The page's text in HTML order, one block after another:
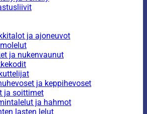
ja ajoneuvot
ja nukenvaunut
ja keppihevoset
ja soittimet
ja hahmot
lasten lelut